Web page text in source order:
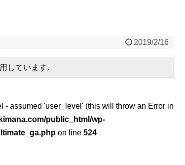
2019/2/16
ています。
- assumed 'user_level' (this will throw an Error in
public_html/wp-
on line 524